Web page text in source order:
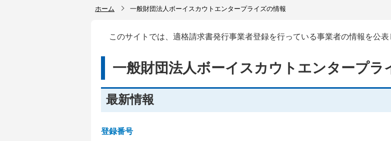
ホーム 一般財団法人ボーイスカウトエンタープライズの情報
このサイトでは、適格請求書発行事業者登録を行っている事業者の情報を公表
一般財団法人ボーイスカウトエンタープラ
最新情報
登録番号